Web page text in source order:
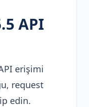
API
erişimi
request
edin.